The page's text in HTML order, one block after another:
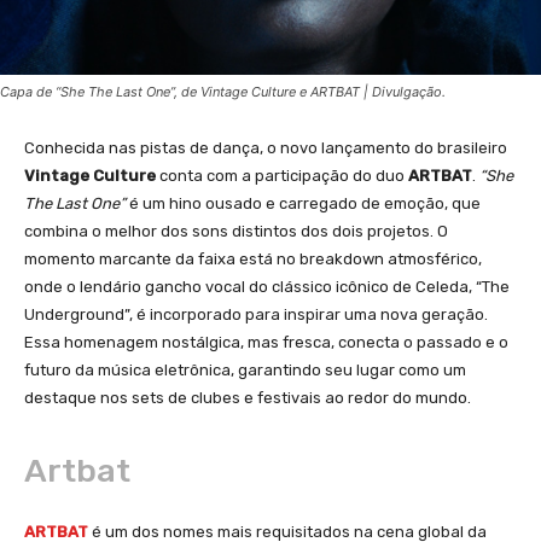
Capa de “She The Last One”, de Vintage Culture e ARTBAT | Divulgação.
Conhecida nas pistas de dança, o novo lançamento do brasileiro
Vintage Culture conta com a participação do duo ARTBAT “She
The Last One”é um hino ousado e carregado de emoção, que
combina o melhor dos sons distintos dos dois projetos. O
momento marcante da faixa está no breakdown atmosférico,
onde o lendário gancho vocal do clássico icônico de Celeda, “The
Underground”, é incorporado para inspirar uma nova geração.
Essa homenagem nostálgica, mas fresca, conecta o passado e o
futuro da música eletrônica, garantindo seu lugar como um
destaque nos sets de clubes e festivais ao redor do mundo.
Artbat
ARTBAT é um dos nomes mais requisitados na cena global da